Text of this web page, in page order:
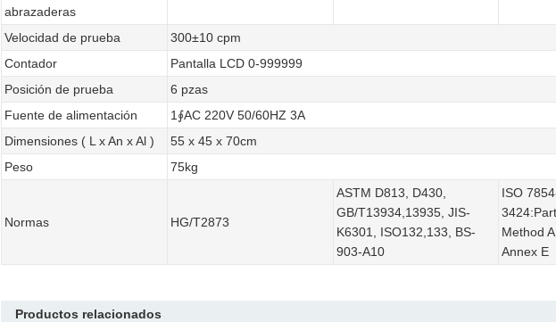
abrazaderas
Velocidad de prueba
300±10 cpm
Contador
Pantalla LCD 0-999999
Posición de prueba
6 pzas
Fuente de alimentación
1∮AC 220V 50/60HZ 3A
Dimensiones ( L x An x Al )
55 x 45 x 70cm
Peso
75kg
Normas HG/T2873
ASTM D813, D430,
GB/T13934,13935, JIS-
K6301, ISO132,133, BS-
903-A10
ISO
Method
Annex E
Productos relacionados